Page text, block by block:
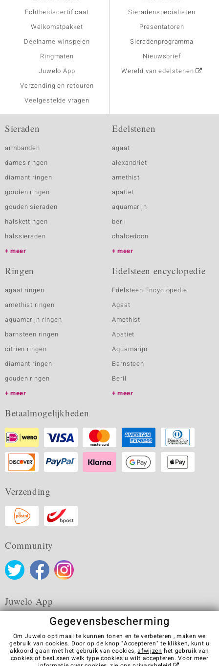
Echtheidscertificaat
Welkomstpakket
Deelname winspelen
Ringmaten
Juwelo App
Verzending en retouren
Veelgestelde vragen
Sieradenspecialisten
Presentatoren
Sieradenprogramma
Nieuwsbrief
Wereld van edelstenen
Sieraden
armbanden
dames ringen
diamant ringen
gouden ringen
gouden sieraden
halskettingen
halssieraden
meer
Edelstenen
agaat
alexandriet
amethist
apatiet
aquamarijn
beril
chalcedoon
meer
Ringen
agaat ringen
amethist ringen
aquamarijn ringen
barnsteen ringen
citrien ringen
diamant ringen
gouden ringen
meer
Edelsteen encyclopedie
Edelsteen Encyclopedie
Agaat
Amethist
Apatiet
Aquamarijn
Barnsteen
Beril
meer
Betaalmogelijkheden
Verzending
Community
Juwelo App
Algemene verkoopvoorwaarden Privacybeleid
Cookies
Colofon
Contact Contract herroepen
Gegevensbescherming
Om Juwelo optimaal te kunnen tonen en te verbeteren , maken we
gebruik van cookies. Door op de knop "Accepteren" te klikken, kunt u
akkoord gaan met het gebruik van cookies,afwijzen het gebruik van
cookies of beslissen welk type cookies u wilt accepteren. Voor meer